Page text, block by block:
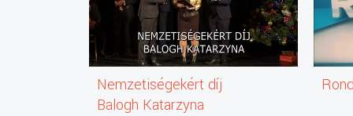
Nemzetiségekért díj
Balogh Katarzyna